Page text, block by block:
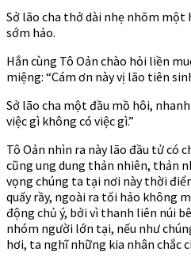
Sở lão cha thở dài nhẹ nhõm một
sớm hảo.
Hắn cùng Tô Oản chào hỏi liền
miệng: “Cám ơn này vị lão tiên
Sở lão cha một đầu mồ hôi,
việc gì không có việc gì.”
Tô Oản nhìn ra này lão đầu tử có
cũng ung dung thản nhiên, thản
vọng chúng ta tại nơi này thời
quấy rầy, ngoài ra tối hảo không
động chủ ý, bởi vì thanh liên núi
nhóm người lớn tại, nếu như
hơi, ta nghĩ những kia nhân chắc